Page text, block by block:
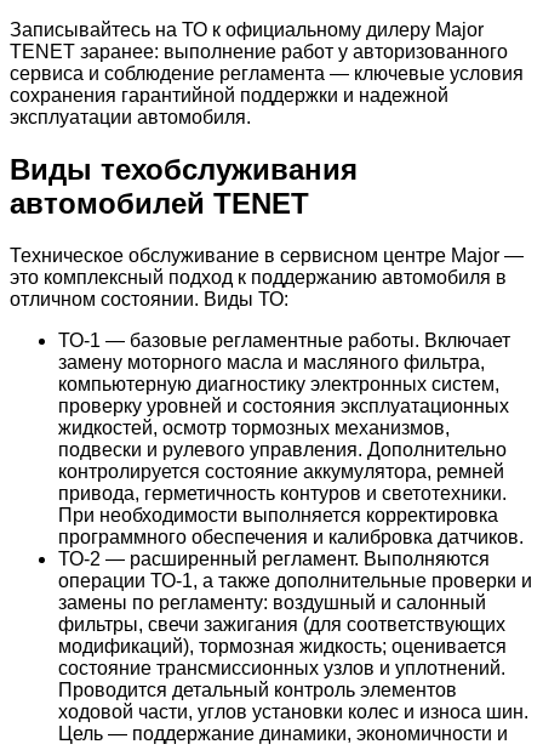
Записывайтесь на ТО к официальному дилеру Major
TENET заранее: выполнение работ у авторизованного
сервиса и соблюдение регламента — ключевые условия
сохранения гарантийной поддержки и надежной
эксплуатации автомобиля.
Виды техобслуживания
автомобилей TENET
Техническое обслуживание в сервисном центре Major —
это комплексный подход к поддержанию автомобиля в
отличном состоянии. Виды ТО:
ТО-1 — базовые регламентные работы. Включает
замену моторного масла и масляного фильтра,
компьютерную диагностику электронных систем,
проверку уровней и состояния эксплуатационных
жидкостей, осмотр тормозных механизмов,
подвески и рулевого управления. Дополнительно
контролируется состояние аккумулятора, ремней
привода, герметичность контуров и светотехники.
При необходимости выполняется корректировка
программного обеспечения и калибровка датчиков.
ТО-2 — расширенный регламент. Выполняются
операции ТО-1, а также дополнительные проверки и
замены по регламенту: воздушный и салонный
фильтры, свечи зажигания (для соответствующих
модификаций), тормозная жидкость; оценивается
состояние трансмиссионных узлов и уплотнений.
Проводится детальный контроль элементов
ходовой части, углов установки колес и износа шин.
Цель — поддержание динамики, экономичности и